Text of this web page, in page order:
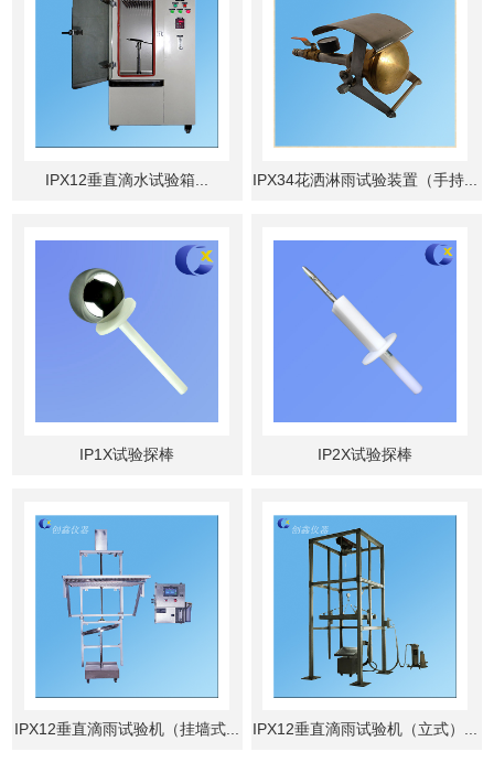
IPX12垂直滴水试验箱... IPX34花洒淋雨试验装置（手持...
IP1X试验探棒 IP2X试验探棒
IPX12垂直滴雨试验机（挂墙式... IPX12垂直滴雨试验机（立式）...